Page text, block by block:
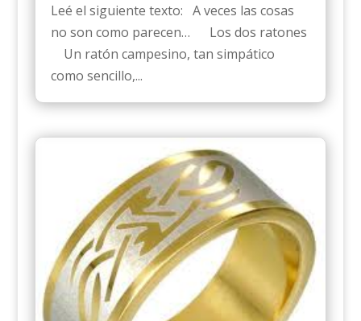
Leé el siguiente texto: A veces las cosas
no son como parecen… Los dos ratones
Un ratón campesino, tan simpático
como sencillo,...